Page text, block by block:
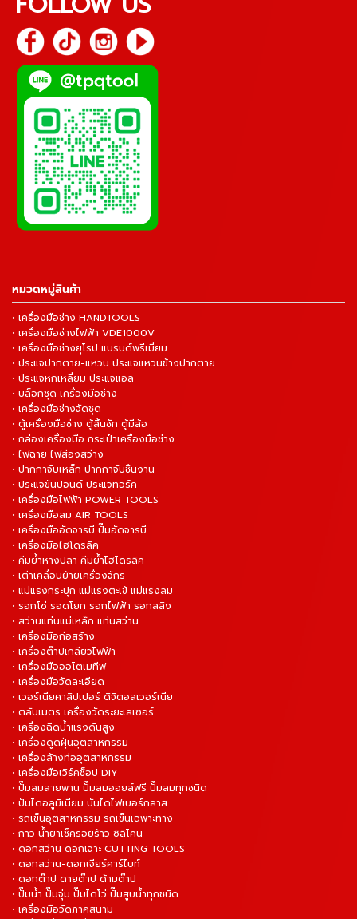
หมวดหมู่สินค้า
• เครื่องมือช่าง HANDTOOLS
• เครื่องมือช่างไฟฟ้า VDE1000V
• เครื่องมือช่างยุโรป แบรนด์พรีเมี่ยม
• ประแจปากตาย-แหวน ประแจแหวนข้างปากตาย
• ประแจหกเหลี่ยม ประแจแอล
• บล็อกชุด เครื่องมือช่าง
• เครื่องมือช่างจัดชุด
• ตู้เครื่องมือช่าง ตู้ลิ้นชัก ตู้มีล้อ
• กล่องเครื่องมือ กระเป๋าเครื่องมือช่าง
• ไฟฉาย ไฟส่องสว่าง
• ปากกาจับเหล็ก ปากกาจับชิ้นงาน
• ประแจขันปอนด์ ประแจทอร์ค
• เครื่องมือไฟฟ้า POWER TOOLS
• เครื่องมือลม AIR TOOLS
• เครื่องมืออัดจารบี ปั๊มอัดจารบี
• เครื่องมือไฮโดรลิค
• คีมย้ำหางปลา คีมย้ำไฮโดรลิค
• เต่าเคลื่อนย้ายเครื่องจักร
• แม่แรงกระปุก แม่แรงตะเข้ แม่แรงลม
• รอกโซ่ รอดโยก รอกไฟฟ้า รอกสลิง
• สว่านแท่นแม่เหล็ก แท่นสว่าน
• เครื่องมือก่อสร้าง
• เครื่องต๊าปเกลียวไฟฟ้า
• เครื่องมือออโตเมทีฟ
• เครื่องมือวัดละเอียด
• เวอร์เนียคาลิปเปอร์ ดิจิตอลเวอร์เนีย
• ตลับเมตร เครื่องวัดระยะเลเซอร์
• เครื่องฉีดน้ำแรงดันสูง
• เครื่องดูดฝุ่นอุตสาหกรรม
• เครื่องล้างท่ออุตสาหกรรม
• เครื่องมือเวิร์คช็อป DIY
• ปั๊มลมสายพาน ปั๊มลมออยล์ฟรี ปั๊มลมทุกชนิด
• ปันไดอลูมิเนียม บันไดไฟเบอร์กลาส
• รถเข็นอุตสาหกรรม รถเข็นเฉพาะทาง
• กาว น้ำยาเช็ครอยร้าว ซิลิโคน
• ดอกสว่าน ดอกเจาะ CUTTING TOOLS
• ดอกสว่าน-ดอกเจียร์คาร์ไบท์
• ดอกต๊าป ดายต๊าป ด้ามต๊าป
• ปั๊มน้ำ ปั๊มจุ่ม ปั๊มไดโว่ ปั๊มสูบน้ำทุกชนิด
• เครื่องมือวัดภาคสนาม